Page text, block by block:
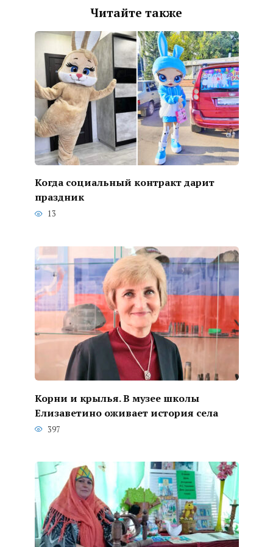
Читайте также
Когда социальный контракт дарит
праздник
13
Корни и крылья. В музее школы
Елизаветино оживает история села
397